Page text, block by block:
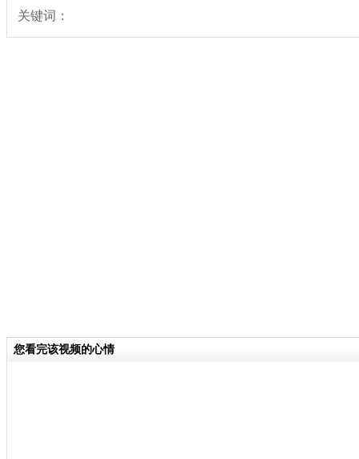
关键词：
您看完该视频的心情